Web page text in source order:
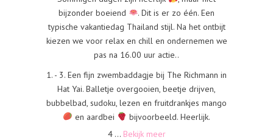
bijzonder boeiend
. Dit is er zo één. Een
typische vakantiedag Thailand stijl. Na het ontbijt
kiezen we voor relax en chill en ondernemen we
pas na 16.00 uur actie..
1. - 3. Een fijn zwembaddagje bij The Richmann in
Hat Yai. Balletje overgooien, beetje drijven,
bubbelbad, sudoku, lezen en fruitdrankjes mango
en aardbei
bijvoorbeeld. Heerlijk.
4 ... Bekijk meer